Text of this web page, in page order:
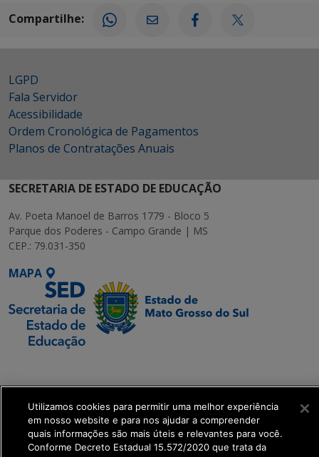
Compartilhe:
LGPD
Fala Servidor
Acessibilidade
Ordem Cronológica de Pagamentos
Planos de Contratações Anuais
SECRETARIA DE ESTADO DE EDUCAÇÃO
Av. Poeta Manoel de Barros 1779 - Bloco 5
Parque dos Poderes - Campo Grande | MS
CEP.: 79.031-350
MAPA
Executiva de
Transformação Digital
get_footer();
Utilizamos cookies para permitir uma melhor experiência
em nosso website e para nos ajudar a compreender
quais informações são mais úteis e relevantes para você.
Conforme Decreto Estadual 15.572/2020 que trata da